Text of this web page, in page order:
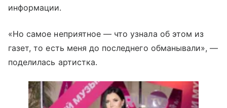
информации.
«Но самое неприятное — что узнала об этом из
газет, то есть меня до последнего обманывали», —
поделилась артистка.